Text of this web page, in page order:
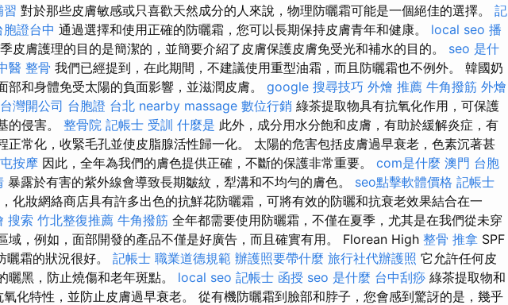
習 對於那些皮膚敏感或只喜歡天然成分的人來說，物理防曬霜可能是一個絕佳的選擇。 記
胞證台中 通過選擇和使用正確的防曬霜，您可以長期保持皮膚青年和健康。 local seo 播
皮膚護理的目的是簡潔的，並簡要介紹了皮膚保護皮膚免受光和補水的目的。 seo 是什
醫 整骨 我們已經提到，在此期間，不建議使用重型油霜，而且防曬霜也不例外。 韓國奶
部和身體免受太陽的負面影響，並滋潤皮膚。 google 搜尋技巧 外燴 推薦 牛角撥筋 外燴
灣開公司 台胞證 台北 nearby massage 數位行銷 綠茶提取物具有抗氧化作用，可保護
的侵害。 整骨院 記帳士 受訓 什麼是 此外，成分用水分飽和皮膚，有助於緩解炎症，有
正常化，收緊毛孔並使皮脂腺活性歸一化。 太陽的危害包括皮膚過早衰老，色素沉著甚
按摩 因此，全年為我們的膚色提供正確，不斷的保護非常重要。 com是什麼 澳門 台胞
暴露於有害的紫外線會導致長期皺紋，犁溝和不均勻的膚色。 seo點擊軟體價格 記帳士
化妝網絡商店具有許多出色的抗鮮花防曬霜，可將有效的防曬和抗衰老效果結合在一
搜索 竹北整復推薦 牛角撥筋 全年都需要使用防曬霜，不僅在夏季，尤其是在我們從未穿
域，例如，面部開發的產品不僅是好廣告，而且確實有用。 Florean High 整骨 推拿 SPF
曬霜的狀況很好。 記帳士 職業道德規範 辦護照要帶什麼 旅行社代辦護照 它允許任何皮
曬黑，防止燒傷和老年斑點。 local seo 記帳士 函授 seo 是什麼 台中刮痧 綠茶提取物和
化特性，並防止皮膚過早衰老。 從有機防曬霜到臉部和脖子，您會感到驚訝的是，幾乎